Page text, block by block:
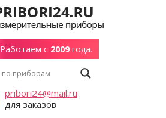
Работаем с 2009года.
pribori24@mail.ru
для заказов